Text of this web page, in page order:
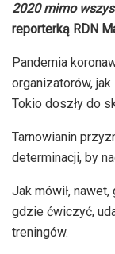
2020 mimo
reporterką RDN
Pandemia
organizatorów,
Tokio doszły do
Tarnowianin
determinacji, by
Jak mówił,
gdzie ćwiczyć,
treningów.